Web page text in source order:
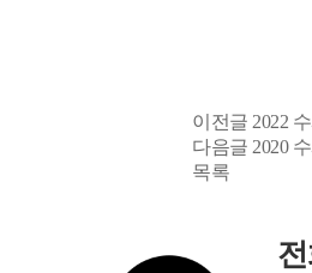
이전글 2022
다음글 2020
목록